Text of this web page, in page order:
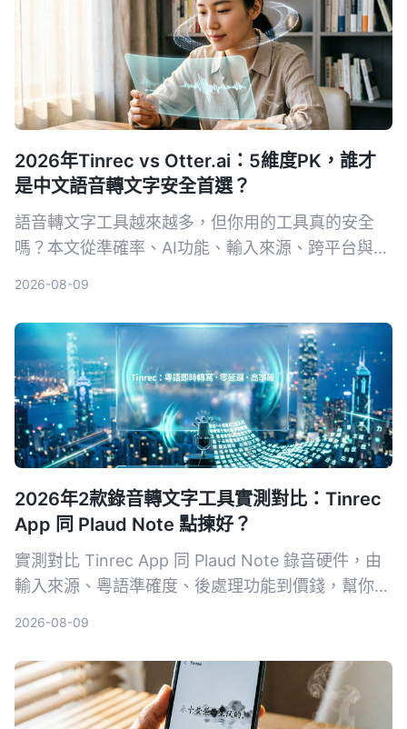
2026年Tinrec vs Otter.ai：5維度PK，誰才
是中文語音轉文字安全首選？
語音轉文字工具越來越多，但你用的工具真的安全
嗎？本文從準確率、AI功能、輸入來源、跨平台與數
選出最適合且可靠的工具。
2026-08-09
2026年2款錄音轉文字工具實測對比：Tinrec
App 同 Plaud Note 點揀好？
實測對比 Tinrec App 同 Plaud Note 錄音硬件，由
輸入來源、粵語準確度、後處理功能到價錢，幫你揀
2026-08-09